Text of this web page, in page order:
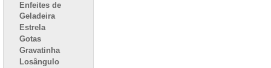
Enfeites de
Geladeira
Estrela
Gotas
Gravatinha
Losângulo